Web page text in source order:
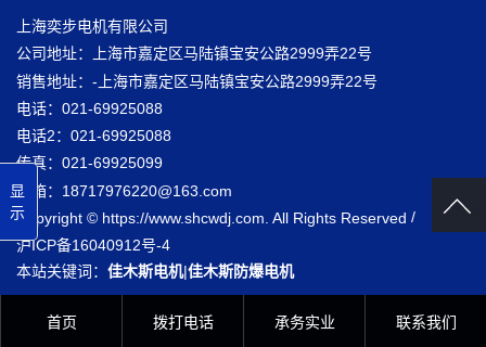
显
示
首页 拨打电话 承务实业 联系我们
首页 拨打电话 承务实业 联系我们
上海奕步电机有限公司
公司地址：上海市嘉定区马陆镇宝安公路2999弄22号
销售地址：-上海市嘉定区马陆镇宝安公路2999弄22号
电话：021-69925088
电话2：021-69925088
传真：021-69925099
邮箱：18717976220@163.com
Copyright © https://www.shcwdj.com. All Rights Reserved /
沪ICP备16040912号-4
本站关键词： 佳木斯电机|佳木斯防爆电机